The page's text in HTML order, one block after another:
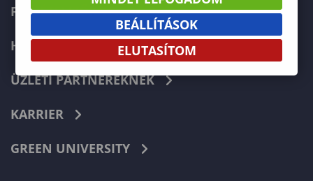
FELVÉTELIZŐKNEK
HALLGATÓKNAK
ÜZLETI PARTNEREKNEK
KARRIER
GREEN UNIVERSITY
BEÁLLÍTÁSOK
ELUTASÍTOM